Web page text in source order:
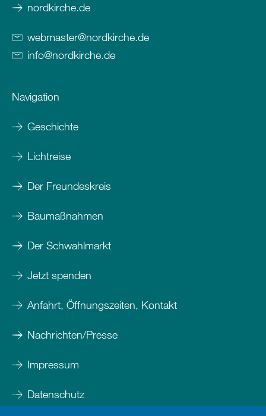
nordkirche.de
webmaster@nordkirche.de
info@nordkirche.de
Navigation
Geschichte
Lichtreise
Der Freundeskreis
Baumaßnahmen
Der Schwahlmarkt
Jetzt spenden
Anfahrt, Öffnungszeiten, Kontakt
Nachrichten/Presse
Impressum
Datenschutz